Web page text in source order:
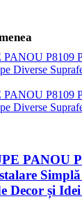
PANOU
Simplă
Decor și